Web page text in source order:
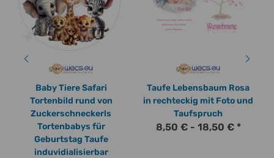
Baby Tiere Safari
Tortenbild rund von
Zuckerschneckerls
Tortenbabys für
Geburtstag Taufe
induvidialisierbar
Taufe Lebensbaum Rosa
in rechteckig mit Foto und
Taufspruch
8,50 € - 18,50 € *